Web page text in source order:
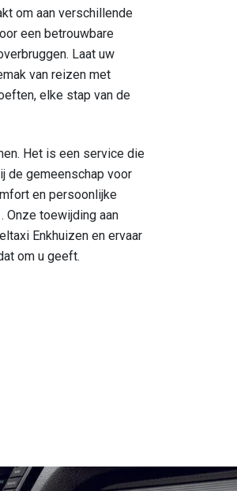
om aan verschillende
een betrouwbare
Laat uw
van reizen met
elke stap van de
Het is een service die
de gemeenschap voor
en persoonlijke
Onze toewijding aan
Enkhuizen en ervaar
om u geeft.